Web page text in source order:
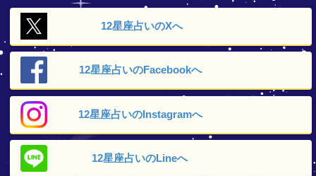
12星座占いのXへ
12星座占いのFacebookへ
12星座占いのInstagramへ
12星座占いのLineへ